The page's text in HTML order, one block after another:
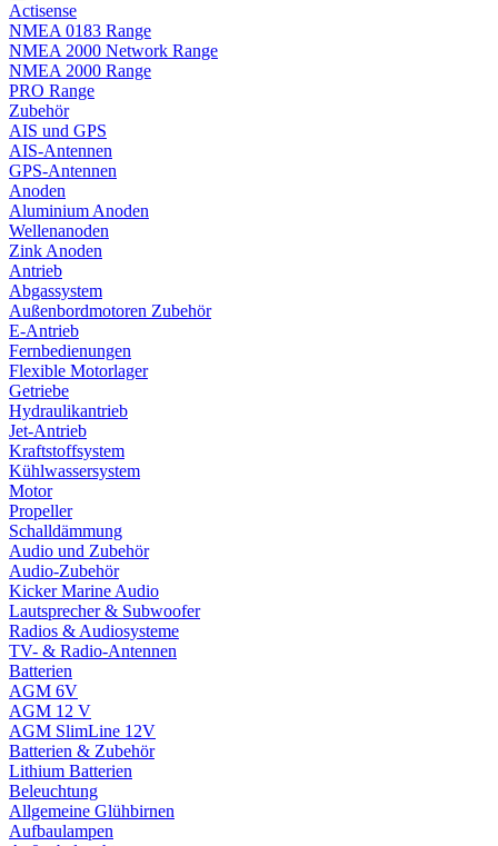
Actisense
NMEA 0183 Range
NMEA 2000 Network Range
NMEA 2000 Range
PRO Range
Zubehör
AIS und GPS
AIS-Antennen
GPS-Antennen
Anoden
Aluminium Anoden
Wellenanoden
Zink Anoden
Antrieb
Abgassystem
Außenbordmotoren Zubehör
E-Antrieb
Fernbedienungen
Flexible Motorlager
Getriebe
Hydraulikantrieb
Jet-Antrieb
Kraftstoffsystem
Kühlwassersystem
Motor
Propeller
Schalldämmung
Audio und Zubehör
Audio-Zubehör
Kicker Marine Audio
Lautsprecher & Subwoofer
Radios & Audiosysteme
TV- & Radio-Antennen
Batterien
AGM 6V
AGM 12 V
AGM SlimLine 12V
Batterien & Zubehör
Lithium Batterien
Beleuchtung
Allgemeine Glühbirnen
Aufbaulampen